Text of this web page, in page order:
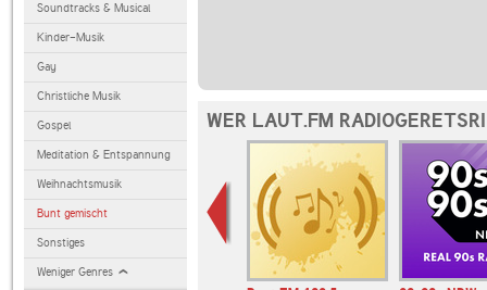
Soundtracks & Musical
Kinder-Musik
Gay
Christliche Musik
Gospel
Meditation & Entspannung
Weihnachtsmusik
Bunt gemischt
Sonstiges
Weniger Genres
WER LAUT.FM